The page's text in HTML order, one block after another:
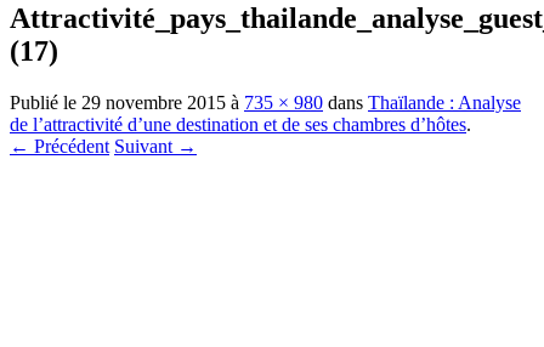
(17)
Publié le 29 novembre 2015 à 735 × 980 dans Thaïlande : Analyse
de l’attractivité d’une destination et de ses chambres d’hôtes.
← Précédent Suivant →